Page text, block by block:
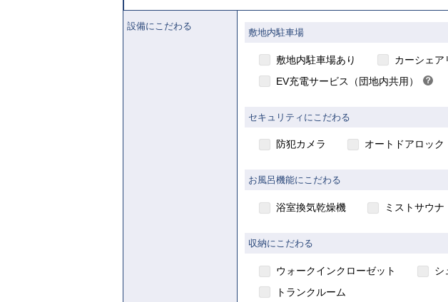
ト
設備にこだわる
敷地内駐車場
敷地内駐車場あり カーシェア
EV充電サービス（団地内共用） ？
セキュリティにこだわる
防犯カメラ オートドアロック
お風呂機能にこだわる
浴室換気乾燥機 ミストサウナ
収納にこだわる
ウォークインクローゼット シ
トランクルーム